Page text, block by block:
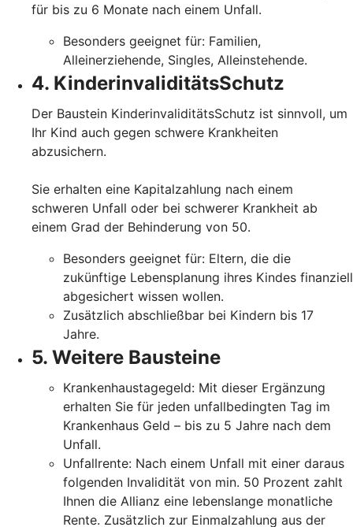
für bis zu 6 Monate nach einem Unfall.
Besonders geeignet für: Familien,
Alleinerziehende, Singles, Alleinstehende.
4. KinderinvaliditätsSchutz
Der Baustein KinderinvaliditätsSchutz ist sinnvoll, um
Ihr Kind auch gegen schwere Krankheiten
abzusichern.
Sie erhalten eine Kapitalzahlung nach einem
schweren Unfall oder bei schwerer Krankheit ab
einem Grad der Behinderung von 50.
Besonders geeignet für: Eltern, die die
zukünftige Lebensplanung ihres Kindes finanziell
abgesichert wissen wollen.
Zusätzlich abschließbar bei Kindern bis 17
Jahre.
5. Weitere Bausteine
Krankenhaustagegeld: Mit dieser Ergänzung
erhalten Sie für jeden unfallbedingten Tag im
Krankenhaus Geld – bis zu 5 Jahre nach dem
Unfall.
Unfallrente: Nach einem Unfall mit einer daraus
folgenden Invalidität von min. 50 Prozent zahlt
Ihnen die Allianz eine lebenslange monatliche
Rente. Zusätzlich zur Einmalzahlung aus der